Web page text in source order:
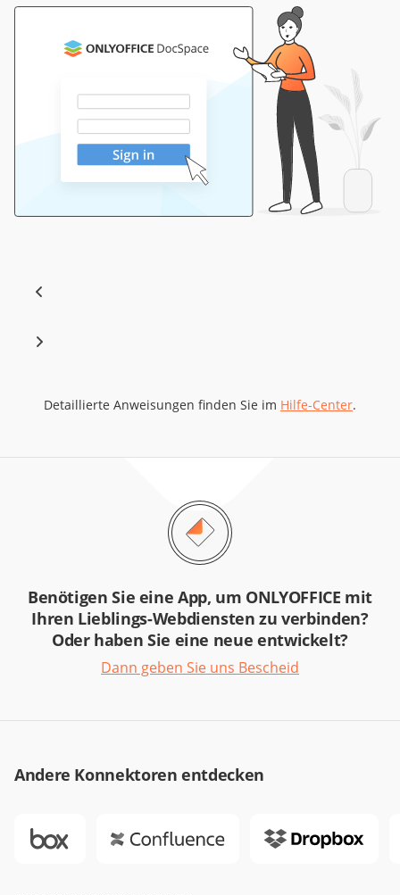
Detaillierte Anweisungen finden Sie im Hilfe-Center.
Benötigen Sie eine App, um ONLYOFFICE mit
Ihren Lieblings-Webdiensten zu verbinden?
Oder haben Sie eine neue entwickelt?
Dann geben Sie uns Bescheid
Andere Konnektoren entdecken